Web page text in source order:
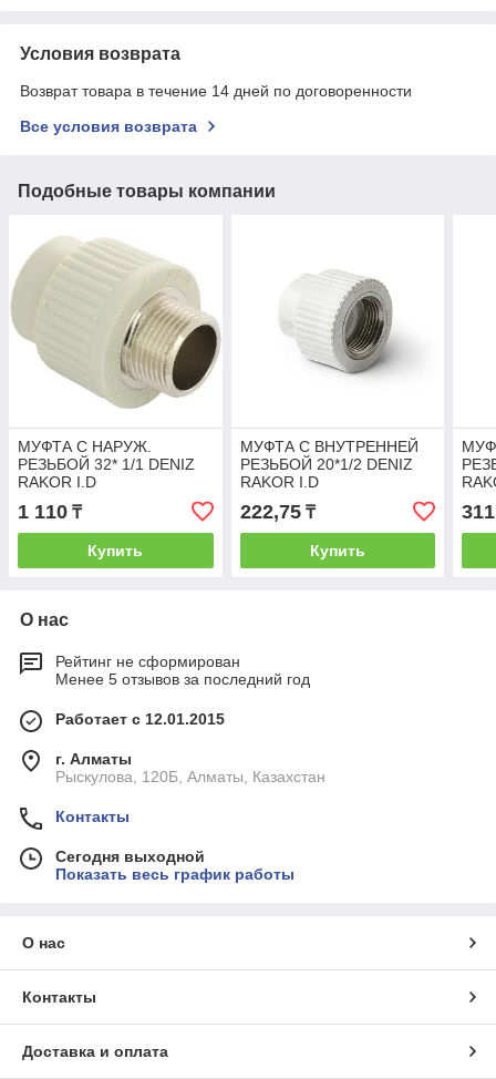
Условия возврата
Возврат товара в течение 14 дней по договоренности
Все условия возврата
Подобные товары компании
МУФТА С НАРУЖ.
РЕЗЬБОЙ 32* 1/1 DENIZ
RAKOR I.D
1 110 ₸
Купить
МУФТА С ВНУТРЕННЕЙ
РЕЗЬБОЙ 20*1/2 DENIZ
RAKOR I.D
222,75₸
Купить
О нас
Рейтинг не сформирован
Менее 5 отзывов за последний год
Работает с 12.01.2015
г. Алматы
Рыскулова, 120Б, Алматы, Казахстан
Контакты
Сегодня выходной
Показать весь график работы
О нас
Контакты
Доставка и оплата